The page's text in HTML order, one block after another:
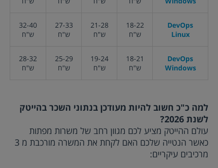
DevOps
Linux
18-22
ש"ח
21-28
ש"ח
27-33
ש"ח
32-40
ש"ח
DevOps
Windows
18-21
ש"ח
19-24
ש"ח
25-29
ש"ח
28-32
ש"ח
למה כ"כ חשוב להיות מעודכן בנתוני השכר בהייטק
לשנת 2026
?
עולם ההייטק מציע לכם מגוון רחב של משרות מפתות
כאשר הנטייה שלכם האם לקחת את המשרה מורכבת מ 3
מרכיבים עיקריים: